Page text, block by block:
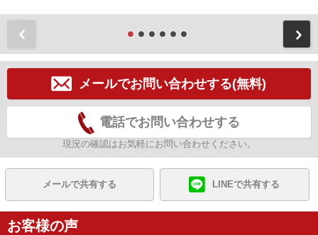
メールでお問い合わせする(無料)
電話でお問い合わせする
現況の確認はお気軽にお問い合わせください。
メールで共有する LINEで共有する
お客様の声